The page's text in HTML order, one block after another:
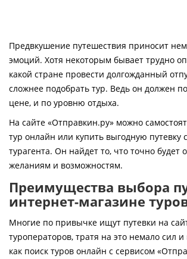
Страны
Как купить
Контакты
Предвкушение путешествия приносит
эмоций. Хотя некоторым бывает трудно
какой стране провести долгожданный
сложнее подобрать тур. Ведь он должен
цене, и по уровню отдыха.
На сайте «Отправкин.ру» можно
тур онлайн или купить выгодную
турагента. Он найдет то, что точно будет
желаниям и возможностям.
Преимущества выбора
интернет-магазине
Многие по привычке ищут путевки на
туроператоров, тратя на это немало сил
как поиск туров онлайн с сервисом